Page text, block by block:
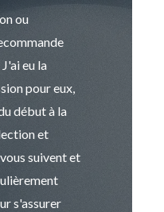
ou
eu la
pour eux,
début à la
et
suivent et
s'assurer